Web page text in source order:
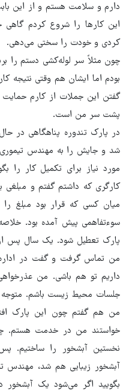
دارم و سلامت هستم و از این
این کارها را شروع کردم
کردی و خودت را سختی می‌دهی.
چون مثلاً سر لوله‌کشی دستم را
بودم اما ایشان هم وقتی نتیجه
گفتن این جملات از کارم
پشت سر من است.
در پارک تندوره پناهگاهی در
شد و جایش را به مهندس
مورد نیاز برای تکمیل کار را
کارگری که داشتم گفتم و مبلغی
میان کسی که قرار بود مبلغ
سوءتفاهمی پیش آمده بود.
پارک تعطیل شود. یک سال پس از
من تماس گرفت و گفت در
داریم تو هم باشی. من
جلسات محیط زیست باشم.
من هم گفتم چون این پارک
خواستند من در خدمت هستم.
نخستین آبشخور را ساختیم.
آبشخور زیبایی هم شد، مهندس
بگویید اگر می‌شود یک